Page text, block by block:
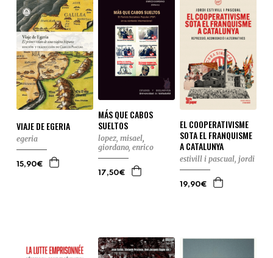
VIAJE DE EGERIA
egeria
15,90€
MÁS QUE CABOS
SUELTOS
lopez, misael,
giordano, enrico
17,50€
EL COOPERATIVISME
SOTA EL FRANQUISME
A CATALUNYA
estivill i pascual, jordi
19,90€